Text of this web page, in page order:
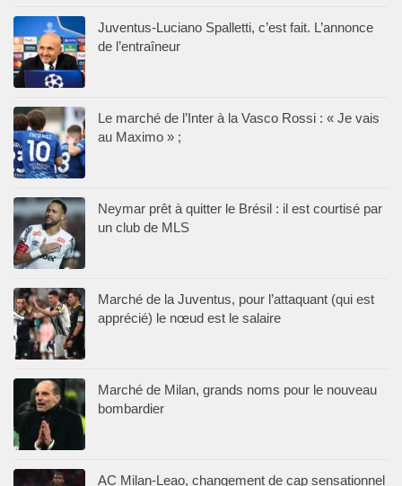
Juventus-Luciano Spalletti, c’est fait. L’annonce
de l’entraîneur
Le marché de l’Inter à la Vasco Rossi : « Je vais
au Maximo » ;
Neymar prêt à quitter le Brésil : il est courtisé par
un club de MLS
Marché de la Juventus, pour l’attaquant (qui est
apprécié) le nœud est le salaire
Marché de Milan, grands noms pour le nouveau
bombardier
AC Milan-Leao, changement de cap sensationnel